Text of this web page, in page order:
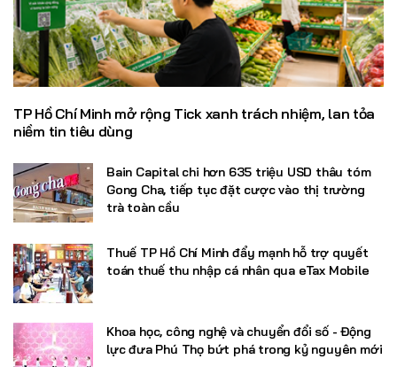
TP Hồ Chí Minh mở rộng Tick xanh trách nhiệm, lan tỏa
niềm tin tiêu dùng
Bain Capital chi hơn 635 triệu USD thâu tóm
Gong Cha, tiếp tục đặt cược vào thị trường
trà toàn cầu
Thuế TP Hồ Chí Minh đẩy mạnh hỗ trợ quyết
toán thuế thu nhập cá nhân qua eTax Mobile
Khoa học, công nghệ và chuyển đổi số - Động
lực đưa Phú Thọ bứt phá trong kỷ nguyên mới